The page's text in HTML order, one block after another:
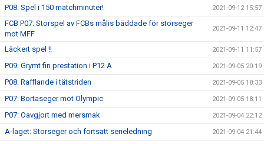
P08: Spel i 150 matchminuter! 2021-09-12 15:57
FCB P07: Storspel av FCBs målis bäddade för storseger
mot MFF
2021-09-11 12:47
Läckert spel !! 2021-09-11 11:57
P09: Grymt fin prestation i P12 A 2021-09-05 20:19
P08: Rafflande i tätstriden 2021-09-05 18:33
P07: Bortaseger mot Olympic 2021-09-05 18:11
P07: Oavgjort med mersmak 2021-09-04 22:12
A-laget: Storseger och fortsatt serieledning 2021-09-04 21:44